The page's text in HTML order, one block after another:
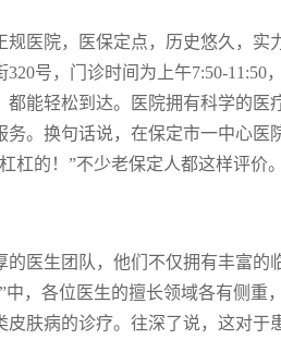
医院，医保定点，历史悠久，实
号，门诊时间为上午7:50-11:50
能轻松到达。医院拥有科学的医
。换句话说，在保定市一中心
杠的！”不少老保定人都这样评价。
医生团队，他们不仅拥有丰富的
，各位医生的擅长领域各有侧重
肤病的诊疗。往深了说，这对于